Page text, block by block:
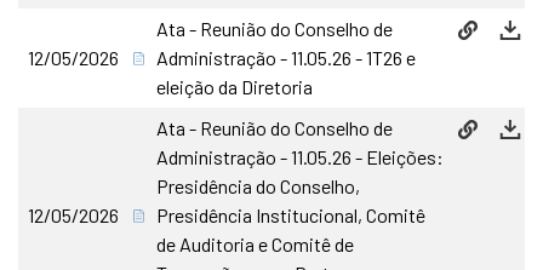
12/05/2026
Ata - Reunião do Conselho de
Administração - 11.05.26 - 1T26 e
eleição da Diretoria
12/05/2026
Ata - Reunião do Conselho de
Administração - 11.05.26 - Eleições:
Presidência do Conselho,
Presidência Institucional, Comitê
de Auditoria e Comitê de